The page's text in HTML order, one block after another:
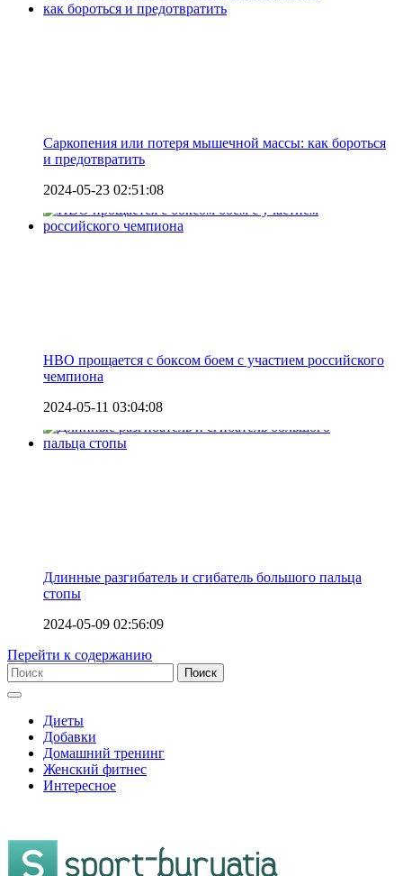
Саркопения или потеря мышечной массы: как бороться
и предотвратить
2024-05-23 02:51:08
HBO прощается с боксом боем с участием российского
чемпиона
2024-05-11 03:04:08
Длинные разгибатель и сгибатель большого пальца
стопы
2024-05-09 02:56:09
Перейти к содержанию
Диеты
Добавки
Домашний тренинг
Женский фитнес
Интересное